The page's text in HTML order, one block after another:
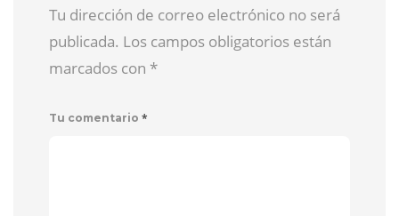
Tu dirección de correo electrónico no será
publicada. Los campos obligatorios están
marcados con *
Tu comentario *